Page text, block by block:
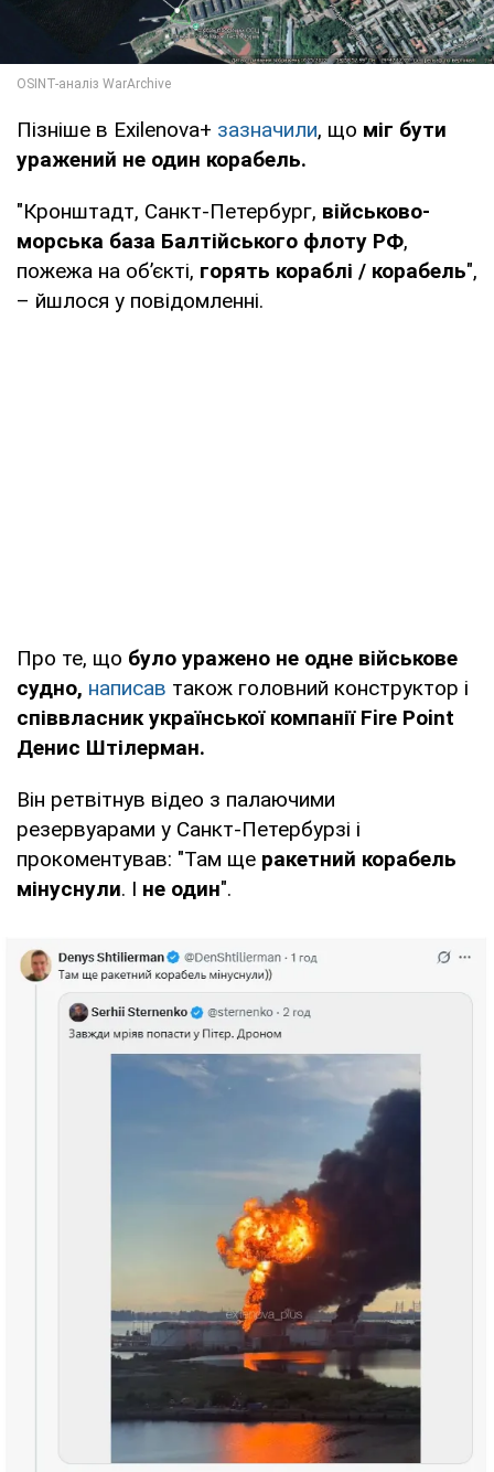
Пізніше в Exilenova+ зазначили, що міг бути
уражений не один корабель.
"Кронштадт, Санкт-Петербург, військово-
морська база Балтійського флоту РФ,
пожежа на обʼєкті, горять кораблі / корабель",
– йшлося у повідомленні.
Про те, що було уражено не одне військове
судно, написав також головний конструктор і
співвласник української компанії Fire Point
Денис Штілерман.
Він ретвітнув відео з палаючими
резервуарами у Санкт-Петербурзі і
прокоментував: "Там ще ракетний корабель
мінуснули. І не один".